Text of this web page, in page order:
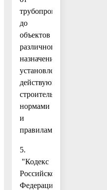
трубопровода
до
объектов
различного
назначения,
установленных
действующими
строительными
нормами
и
правилами.
5.
"Кодекс
Российской
Федерации